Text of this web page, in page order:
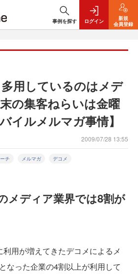
事例を探す ログイン
新規
会員登録
用しているのはメデ
の集客ねらいは金曜
イルメルマガ事情】
2009/07/28 13:55
チ メルマガ デコメ
メディア業界では8割が
用が増えてきたデコメによるメ
なった企業の4割以上が利用して